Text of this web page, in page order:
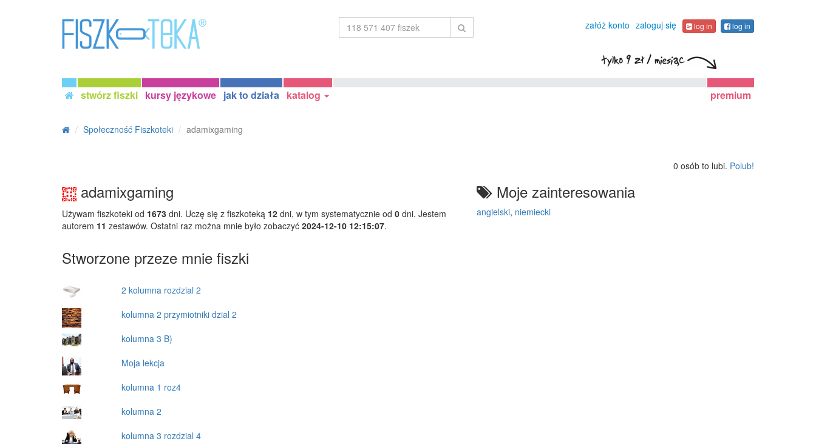
załóż konto zaloguj się log in log in
stwórz fiszki kursy językowe jak to działa katalog premium
Społeczność Fiszkoteki adamixgaming
0 osób to lubi. Polub!
adamixgaming
Używam fiszkoteki od 1673 dni. Uczę się z fiszkoteką 12 dni, w tym systematycznie od 0 dni. Jestem
autorem 11 zestawów. Ostatni raz można mnie było zobaczyć 2024-12-10 12:15:07.
Moje zainteresowania
angielski, niemiecki
Stworzone przeze mnie fiszki
2 kolumna rozdzial 2
kolumna 2 przymiotniki dzial 2
kolumna 3 B)
Moja lekcja
kolumna 1 roz4
kolumna 2
kolumna 3 rozdzial 4